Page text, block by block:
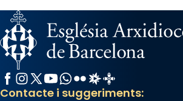
Facebook
Instagram
X / Twitter
YouTube
WhatsApp
FlickrRadio Estel
Catalunya
Contacte i suggeriments: